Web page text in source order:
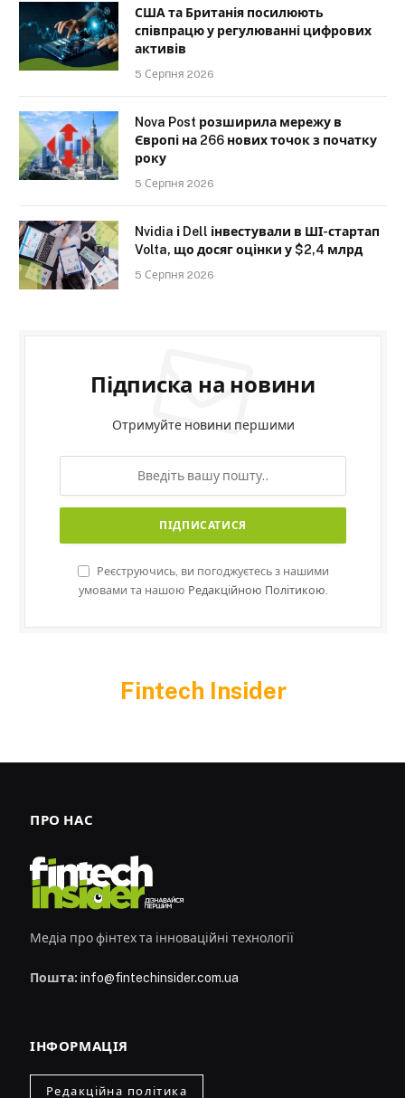
США та Британія посилюють
співпрацю у регулюванні цифрових
активів
5 Серпня 2026
Nova Post розширила мережу в
Європі на 266 нових точок з початку
року
5 Серпня 2026
Nvidia і Dell інвестували в ШІ-стартап
Volta, що досяг оцінки у $2,4 млрд
5 Серпня 2026
Підписка на новини
Отримуйте новини першими
Реєструючись, ви погоджуєтесь з нашими
умовами та нашою Редакційною Політикою.
Fintech Insider
ПРО НАС
Медіа про фінтех та інноваційні технології
Пошта: info@fintechinsider.com.ua
ІНФОРМАЦІЯ
Редакційна політика